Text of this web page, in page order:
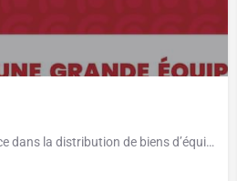
Diacfa, marque de référence dans la distribution de biens d’équipement et de consommation.